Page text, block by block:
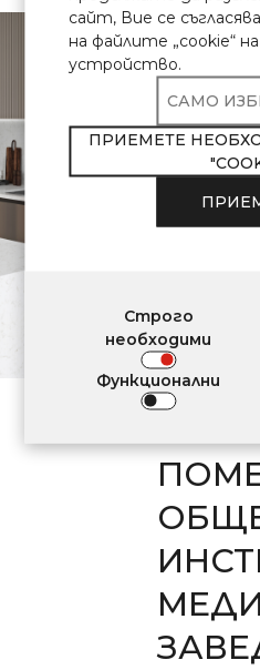
\
камък
В
сайт, Вие се
на файлите „cookie“
устройство.
САМО
ПРИЕМЕТЕ
Строго
необходими
Функционални